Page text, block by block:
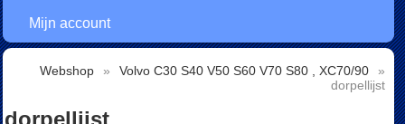
Mijn account
Webshop » Volvo C30 S40 V50 S60 V70 S80 , XC70/90
»
dorpellijst
dorpellijst